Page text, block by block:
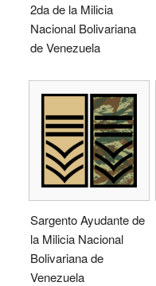
2da de la Milicia
Nacional Bolivariana
de Venezuela
Sargento Ayudante de
la Milicia Nacional
Bolivariana de
Venezuela